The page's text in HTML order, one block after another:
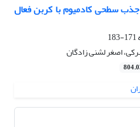
سطحی کادمیوم با کربن فعال
171-183
اصغر لشنی زادگان